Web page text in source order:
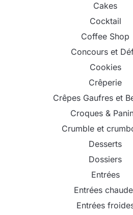
Cakes
Cocktail
Coffee Shop
Concours et
Cookies
Crêperie
Crêpes Gaufres et
Croques &
Crumble et
Desserts
Dossiers
Entrées
Entrées
Entrées